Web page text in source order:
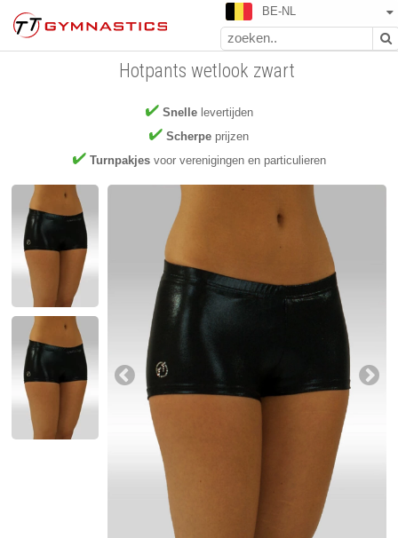
BE-NL
Snellelevertijden
Scherpe prijzen
Turnpakjesvoor verenigingen en particulieren
Hotpants wetlook zwart